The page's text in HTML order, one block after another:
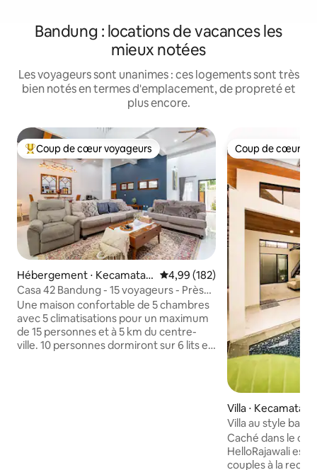
Bandung : locations de vacances les
mieux notées
Les voyageurs sont unanimes : ces logements sont très
bien notés en termes d'emplacement, de propreté et
plus encore.
Coups de cœur voyageurs les plus appréciés
Coup de cœur voyageurs
Hébergement ⋅ Kecamatan
Antapani
Évaluation moyenne sur la
4,99 (182)
Casa 42 Bandung - 15 voyageurs - Près
du centre-ville
Une maison confortable de 5 chambres
avec 5 climatisations pour un maximum
de 15 personnes et à 5 km du centre-
ville. 10 personnes dormiront sur 6 lits et
Coup de cœur
Coup de cœur
Villa ⋅ Kecamatan
Villa au style
de Bandung
Caché dans le
HelloRajawali est
couples à la